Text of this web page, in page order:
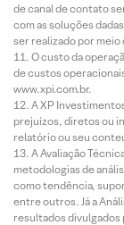
de canal de contato
com as soluções
ser realizado por
O custo da
de custos
www.xpi.com.br.
A XP
prejuízos, diretos ou
relatório ou seu
A Avaliação
metodologias de
como tendência,
entre outros. Já a
resultados divulgados